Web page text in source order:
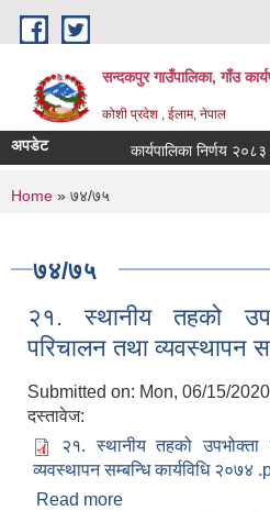
Skip to main content
सन्दकपुर गाउँपालिका, गाँउ
कोशी प्रदेश , ईलाम, नेपाल
अपडेट कार्यपालिका निर्णय २०८३
You are here
Home » ७४/७५
७४/७५
२१. स्थानीय तहको
परिचालन तथा व्यवस्थापन
Submitted on: Mon, 06/15/
दस्तावेज:
२१. स्थानीय तहको
व्यवस्थापन सम्बन्धि कार्यविधि २०७४
Read more